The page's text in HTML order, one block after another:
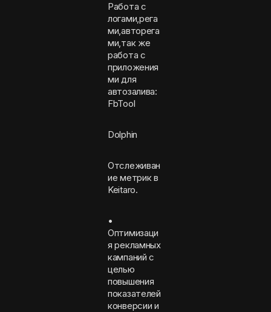
Работа с
логами,рега
ми,авторега
ми,так же
работа с
приложения
ми для
автозалива:
FbTool
Dolphin
Отслеживан
ие метрик в
Keitaro.
•
Оптимизаци
я рекламных
кампаний с
целью
повышения
показателей
конверсии и